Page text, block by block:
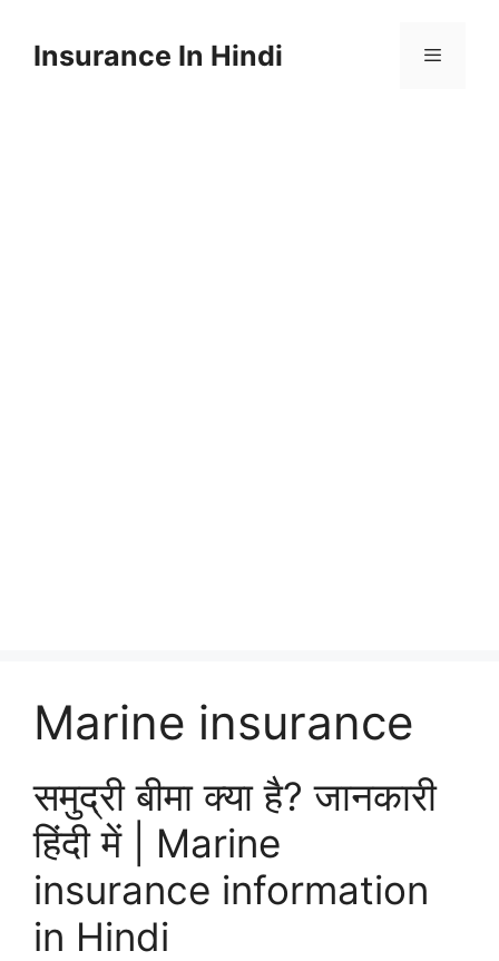
contentInsurance In Hindi
Marine insurance
समुद्री बीमा क्या है? जानकारी
हिंदी में | Marine
insurance information
in Hindi